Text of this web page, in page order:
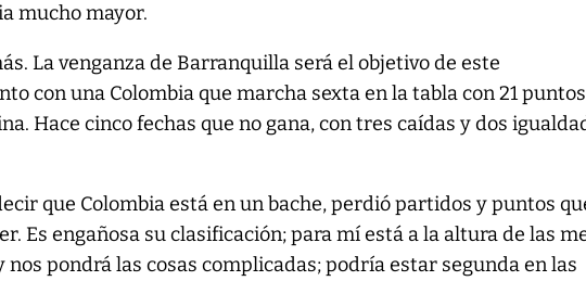
mucho mayor.
La venganza de Barranquilla será el objetivo de este
con una Colombia que marcha sexta en la tabla con 21
Hace cinco fechas que no gana, con tres caídas y dos
que Colombia está en un bache, perdió partidos y puntos
Es engañosa su clasificación; para mí está a la altura de las
nos pondrá las cosas complicadas; podría estar segunda en las